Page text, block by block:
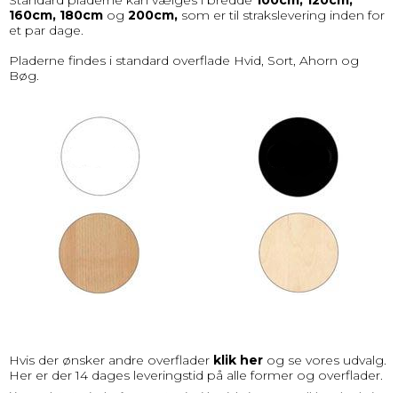
160cm, 180cm og 200cm, som er til strakslevering inden for
et par dage.
Pladerne findes i standard overflade Hvid, Sort, Ahorn og
Bøg.
Hvis der ønsker andre overflader klik her og se vores udvalg.
Her er der 14 dages leveringstid på alle former og overflader.